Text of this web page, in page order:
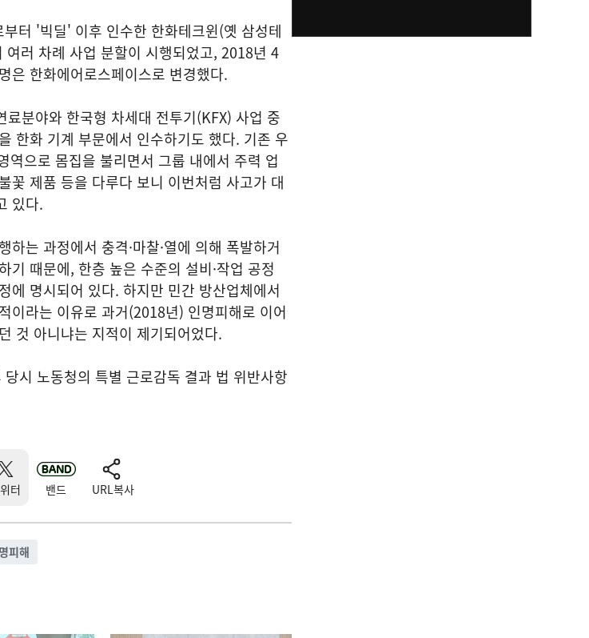
터 '빅딜' 이후 인수한 한화테크윈(옛 삼성테
러 차례 사업 분할이 시행되었고, 2018년 4
은 한화에어로스페이스로 변경했다.
료분야와 한국형 차세대 전투기(KFX) 사업 중
한화 기계 부문에서 인수하기도 했다. 기존 우
역으로 몸집을 불리면서 그룹 내에서 주력 업
꽃 제품 등을 다루다 보니 이번처럼 사고가 대
있다.
는 과정에서 충격·마찰·열에 의해 폭발하거
때문에, 한층 높은 수준의 설비·작업 공정
에 명시되어 있다. 하지만 민간 방산업체에서
이라는 이유로 과거(2018년) 인명피해로 이어
것 아니냐는 지적이 제기되어었다.
시 노동청의 특별 근로감독 결과 법 위반사항
터 밴드 URL복사
피해